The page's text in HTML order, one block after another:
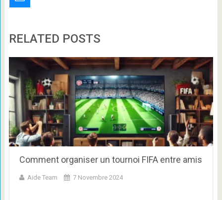
RELATED POSTS
Comment organiser un tournoi FIFA entre amis
Aide Team 7 Novembre 2024